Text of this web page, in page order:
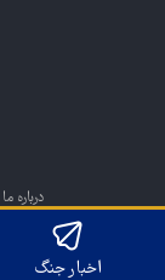
درباره ما
اخبار جنگ